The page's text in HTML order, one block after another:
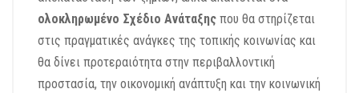
ολοκληρωμένο Σχέδιο Ανάταξης που θα στηρίζεται
στις πραγματικές ανάγκες της τοπικής κοινωνίας και
θα δίνει προτεραιότητα στην περιβαλλοντική
προστασία, την οικονομική ανάπτυξη και την κοινωνική